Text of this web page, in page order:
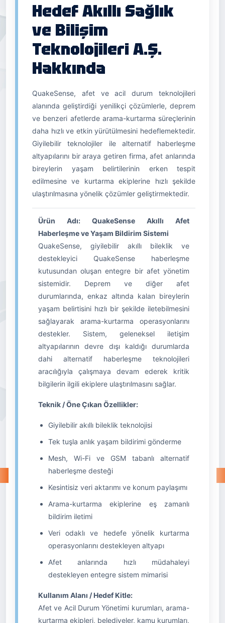
Hedef Akıllı Sağlık
ve Bilişim
Teknolojileri A.Ş.
Hakkında
QuakeSense, afet ve acil durum teknolojileri
alanında geliştirdiği yenilikçi çözümlerle, deprem
ve benzeri afetlerde arama-kurtarma süreçlerinin
daha hızlı ve etkin yürütülmesini hedeflemektedir.
Giyilebilir teknolojiler ile alternatif haberleşme
altyapılarını bir araya getiren firma, afet anlarında
bireylerin yaşam belirtilerinin erken tespit
edilmesine ve kurtarma ekiplerine hızlı şekilde
ulaştırılmasına yönelik çözümler geliştirmektedir.
Ürün Adı: QuakeSense Akıllı Afet
Haberleşme ve Yaşam Bildirim Sistemi
QuakeSense, giyilebilir akıllı bileklik ve
destekleyici QuakeSense haberleşme
kutusundan oluşan entegre bir afet yönetim
sistemidir. Deprem ve diğer afet
durumlarında, enkaz altında kalan bireylerin
yaşam belirtisini hızlı bir şekilde iletebilmesini
sağlayarak arama-kurtarma operasyonlarını
destekler. Sistem, geleneksel iletişim
altyapılarının devre dışı kaldığı durumlarda
dahi alternatif haberleşme teknolojileri
aracılığıyla çalışmaya devam ederek kritik
bilgilerin ilgili ekiplere ulaştırılmasını sağlar.
Teknik / Öne Çıkan Özellikler:
Giyilebilir akıllı bileklik teknolojisi
Tek tuşla anlık yaşam bildirimi gönderme
Mesh, Wi-Fi ve GSM tabanlı alternatif
haberleşme desteği
Kesintisiz veri aktarımı ve konum paylaşımı
Arama-kurtarma ekiplerine eş zamanlı
bildirim iletimi
Veri odaklı ve hedefe yönelik kurtarma
operasyonlarını destekleyen altyapı
Afet anlarında hızlı müdahaleyi
destekleyen entegre sistem mimarisi
Kullanım Alanı / Hedef Kitle:
Afet ve Acil Durum Yönetimi kurumları, arama-
kurtarma ekipleri, belediyeler, kamu kurumları,